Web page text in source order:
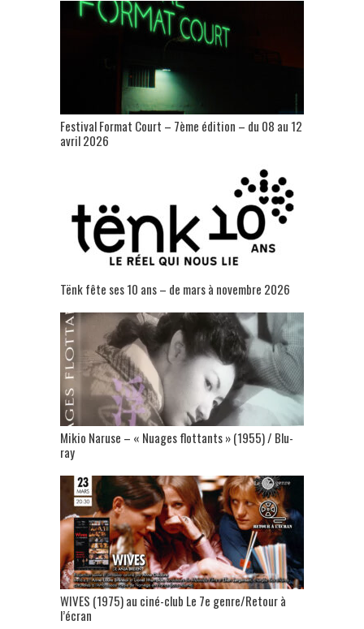
Festival Format Court – 7ème édition – du 08 au 12
avril 2026
Tënk fête ses 10 ans – de mars à novembre 2026
Mikio Naruse – « Nuages flottants » (1955) / Blu-
ray
WIVES (1975) au ciné-club Le 7e genre/Retour à
l’écran